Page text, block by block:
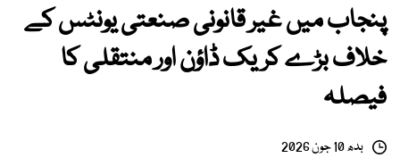
پنجاب میں غیر قانونی صنعتی یونٹس کے
خلاف بڑے کریک ڈاؤن اور منتقلی کا
فیصلہ
بدھ 10 جون 2026